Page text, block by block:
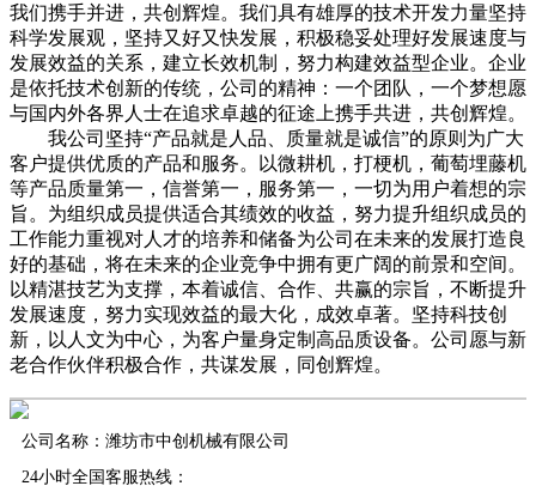
我们携手并进，共创辉煌。我们具有雄厚的技术开发力量坚持
科学发展观，坚持又好又快发展，积极稳妥处理好发展速度与
发展效益的关系，建立长效机制，努力构建效益型企业。企业
是依托技术创新的传统，公司的精神：一个团队，一个梦想愿
与国内外各界人士在追求卓越的征途上携手共进，共创辉煌。
我公司坚持“产品就是人品、质量就是诚信”的原则为广大
客户提供优质的产品和服务。以微耕机，打梗机，葡萄埋藤机
等产品质量第一，信誉第一，服务第一，一切为用户着想的宗
旨。为组织成员提供适合其绩效的收益，努力提升组织成员的
工作能力重视对人才的培养和储备为公司在未来的发展打造良
好的基础，将在未来的企业竞争中拥有更广阔的前景和空间。
以精湛技艺为支撑，本着诚信、合作、共赢的宗旨，不断提升
发展速度，努力实现效益的最大化，成效卓著。坚持科技创
新，以人文为中心，为客户量身定制高品质设备。公司愿与新
老合作伙伴积极合作，共谋发展，同创辉煌。
公司名称：潍坊市中创机械有限公司
24小时全国客服热线：